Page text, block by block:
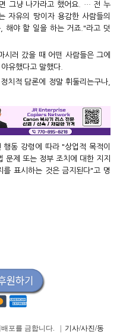
그냥 나가라고 했어요. … 전 누
자유의 땅이자 용감한 사람들의
해야 할 일을 하는 거죠."라고 덧
시러 갔을 때 어떤 사람들은 그에
유했다고 말했다.
치적 담론에 정말 휘둘리는구나,
동 강령에 따라 "상업적 목적이
문제 또는 정부 조치에 대한 지지
표시하는 것은 금지된다"고 명
배포를 금합니다. | 기사/사진/동